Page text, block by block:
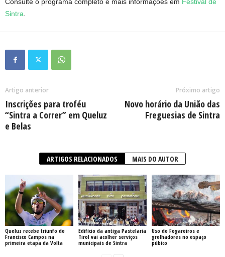
Consulte o programa completo e mais informações em Festival de
Sintra.
Artigo anterior
Inscrições para troféu
“Sintra a Correr” em Queluz
e Belas
Próximo artigo
Novo horário da União das
Freguesias de Sintra
ARTIGOS RELACIONADOS MAIS DO AUTOR
Queluz recebe triunfo de
Francisco Campos na
primeira etapa da Volta
Edifício da antiga Pastelaria
Tirol vai acolher serviços
municipais de Sintra
Uso de Fogareiros e
grelhadores no espaço
púbico